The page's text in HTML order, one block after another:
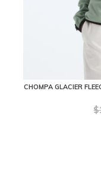
CHOMPA GLACIER